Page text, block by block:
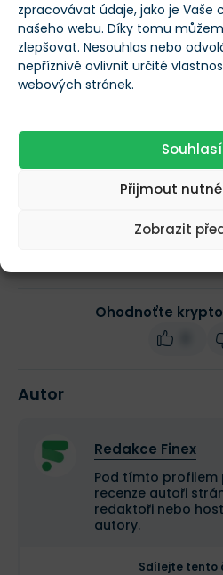
zpracovávat údaje, jako je Vaše
našeho webu. Díky tomu
zlepšovat. Nesouhlas nebo
nepříznivě ovlivnit určité
webových stránek.
Přijmout
Zobrazit
tokenů
Obchodní objem
(24h)
Tržní kapitalizace
Změna ceny za 24h
Ohodnoťte
Autor
Redakce Finex
Pod tímto profilem
recenze autoři
redaktoři nebo
autory.
Sdílejte tento